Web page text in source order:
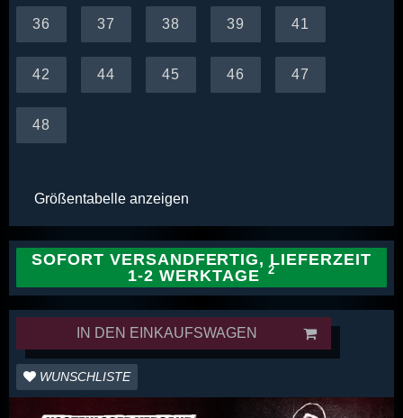
36 37 38 39 41
42 44 45 46 47
48
Größentabelle anzeigen
SOFORT VERSANDFERTIG, LIEFERZEIT
1-2 WERKTAGE
IN DEN EINKAUFSWAGEN
WUNSCHLISTE